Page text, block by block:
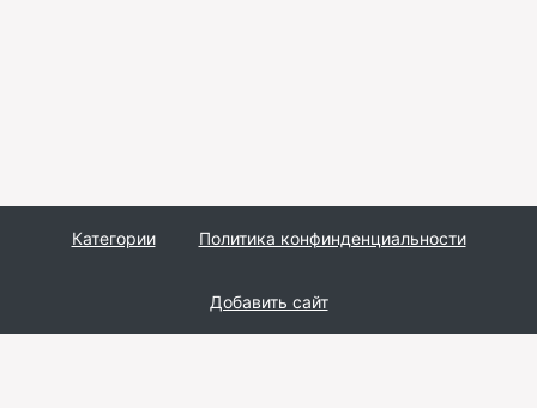
Категории Политика конфинденциальности
Добавить сайт